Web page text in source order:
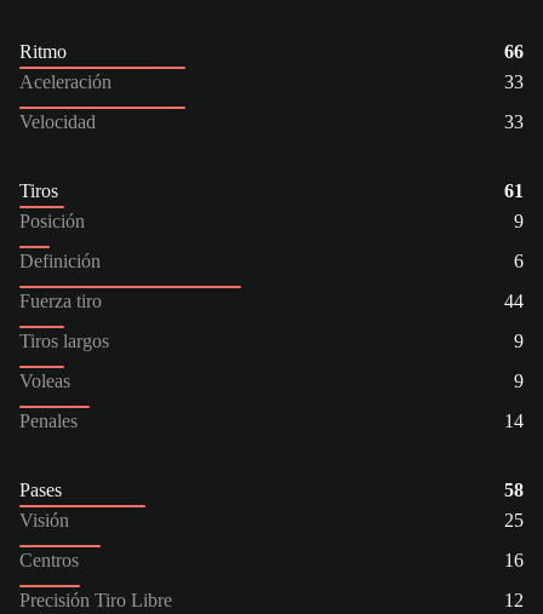
Ritmo
66
Aceleración
33
Velocidad
33
Tiros
61
Posición
9
Definición
6
Fuerza tiro
44
Tiros largos
9
Voleas
9
Penales
14
Pases
58
Visión
25
Centros
16
Precisión Tiro Libre
12